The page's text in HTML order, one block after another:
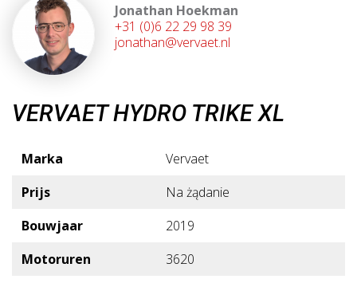
Jonathan Hoekman
+31 (0)6 22 29 98 39
jonathan@vervaet.nl
VERVAET HYDRO TRIKE XL
Marka
Vervaet
Prijs
Na żądanie
Bouwjaar
2019
Motoruren
3620